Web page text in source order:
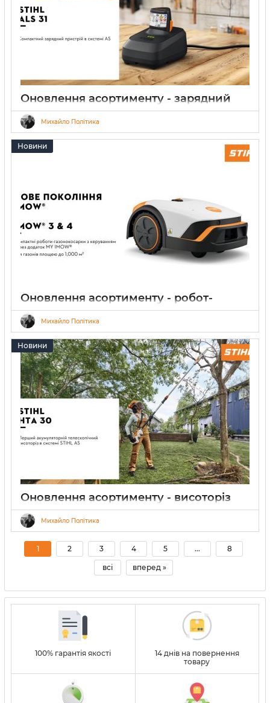
Оновлення асортименту - зарядний
пристрій STIHL ALS 31
20.03.2026
Михайло Політика
Новини
Оновлення асортименту - робот-
газонокосарка STIHL iMOW 3 & 4
13.03.2026
Михайло Політика
Новини
Оновлення асортименту - висоторіз
акумуляторний STIHL HTA 30 SET
06.03.2026
Михайло Політика
1 2 3 4 5 ... 8
всі вперед »
100% гарантія якості
14 днів на повернення
товару